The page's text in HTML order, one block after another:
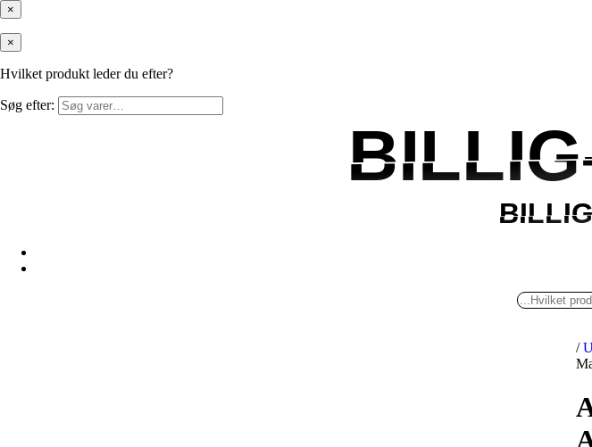
×
×
Hvilket produkt leder du efter?
Søg efter:
/